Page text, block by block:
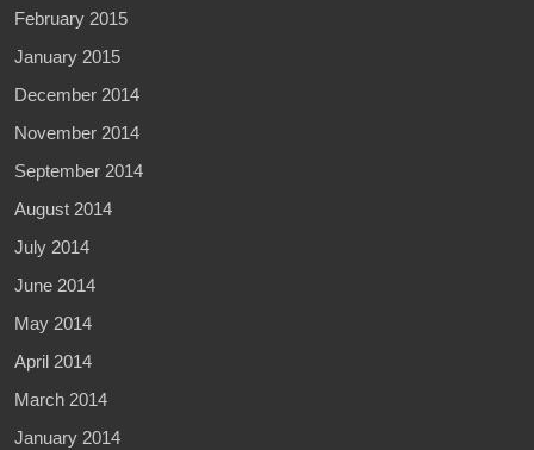
February 2015
January 2015
December 2014
November 2014
September 2014
August 2014
July 2014
June 2014
May 2014
April 2014
March 2014
January 2014